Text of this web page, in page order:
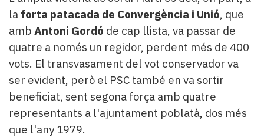
la forta patacada de Convergència i Unió, que
amb Antoni Gordó de cap llista, va passar de
quatre a només un regidor, perdent més de 400
vots. El transvasament del vot conservador va
ser evident, però el PSC també en va sortir
beneficiat, sent segona força amb quatre
representants a l'ajuntament poblatà, dos més
que l'any 1979.